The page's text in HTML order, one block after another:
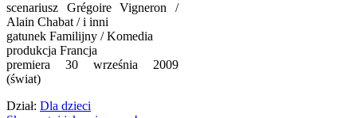
scenariusz Grégoire Vigneron /
Alain Chabat / i inni
gatunek Familijny / Komedia
produkcja Francja
premiera 30 września 2009
(świat)
Dział: Dla dzieci